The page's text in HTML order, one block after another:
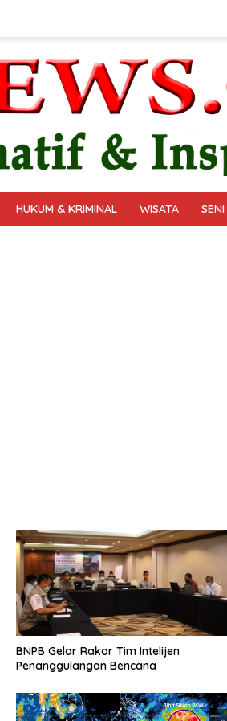
HUKUM & KRIMINAL WISATA SENI
BNPB Gelar Rakor Tim Intelijen
Penanggulangan Bencana